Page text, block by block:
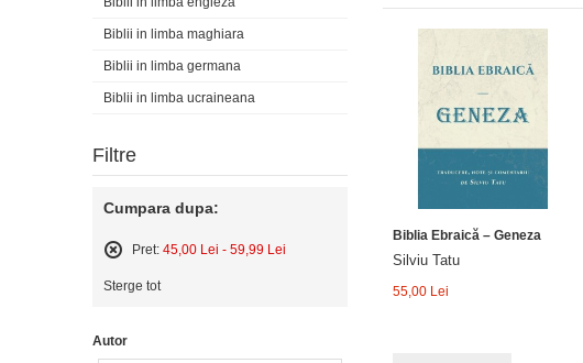
Biblia Ebraică – Geneza
Silviu Tatu
55,00 Lei
Biblii in limba maghiara
Biblii in limba germana
Biblii in limba ucraineana
Filtre
Cumpara dupa:
Pret: 45,00 Lei - 59,99 Lei
acest
Sterge tot
Autor